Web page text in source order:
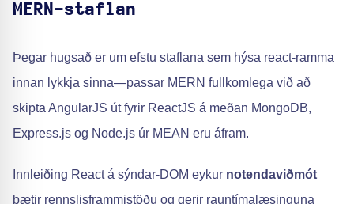
MERN-staflan
Þegar hugsað er um efstu staflana sem hýsa react-ramma
innan lykkja sinna—passar MERN fullkomlega við að
skipta AngularJS út fyrir ReactJS á meðan MongoDB,
Express.js og Node.js úr MEAN eru áfram.
Innleiðing React á sýndar-DOM eykur notendaviðmót
bætir rennslisframmistöðu og gerir rauntímalæsinguna